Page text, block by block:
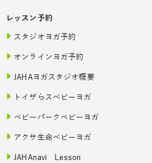
レッスン予約
スタジオヨガ予約
オンラインヨガ予約
JAHAヨガスタジオ概要
トイザらスベビーヨガ
ベビーパークベビーヨガ
アクサ生命ベビーヨガ
JAHAnavi Lesson